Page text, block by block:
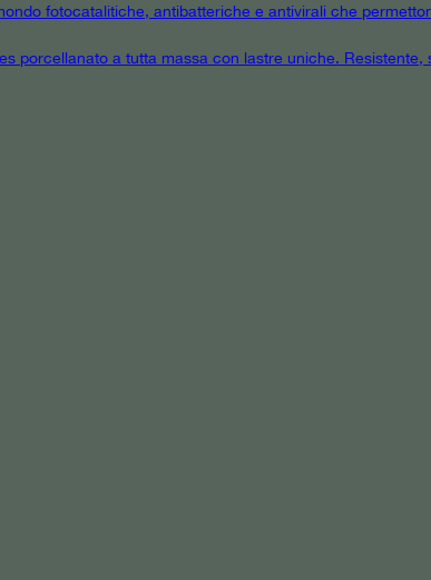
fotocatalitiche, antibatteriche e antivirali che
porcellanato a tutta massa con lastre uniche.